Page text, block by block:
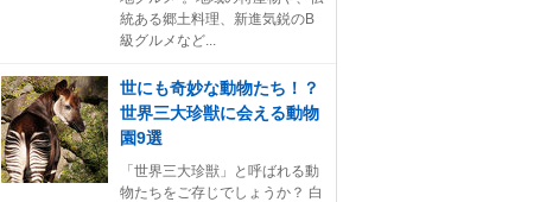
統ある郷土料理、新進気鋭のB
級グルメなど...
世にも奇妙な動物たち！？
世界三大珍獣に会える動物
園9選
「世界三大珍獣」と呼ばれる動
物たちをご存じでしょうか？ 白